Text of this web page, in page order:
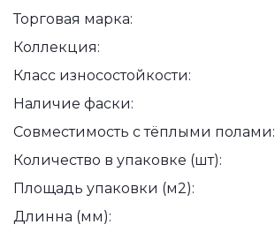
Торговая марка:
Коллекция:
Класс износостойкости:
Наличие фаски:
Совместимость с тёплыми полами:
Количество в упаковке (шт):
Площадь упаковки (м2):
Длинна (мм):